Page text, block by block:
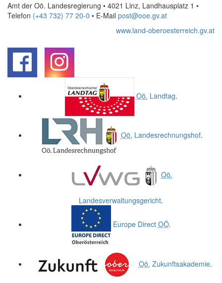
Amt der Oö. Landesregierung • 4021 Linz, Landhausplatz 1 •
Telefon (+43 732) 77 20-0 • E-Mail post@ooe.gv.at
www.land-oberoesterreich.gv.at
Oö. Landtag.
Oö. Landesrechnungshof.
Oö.
Landesverwaltungsgericht.
Europe Direct OÖ.
Oö. Zukunftsakademie.